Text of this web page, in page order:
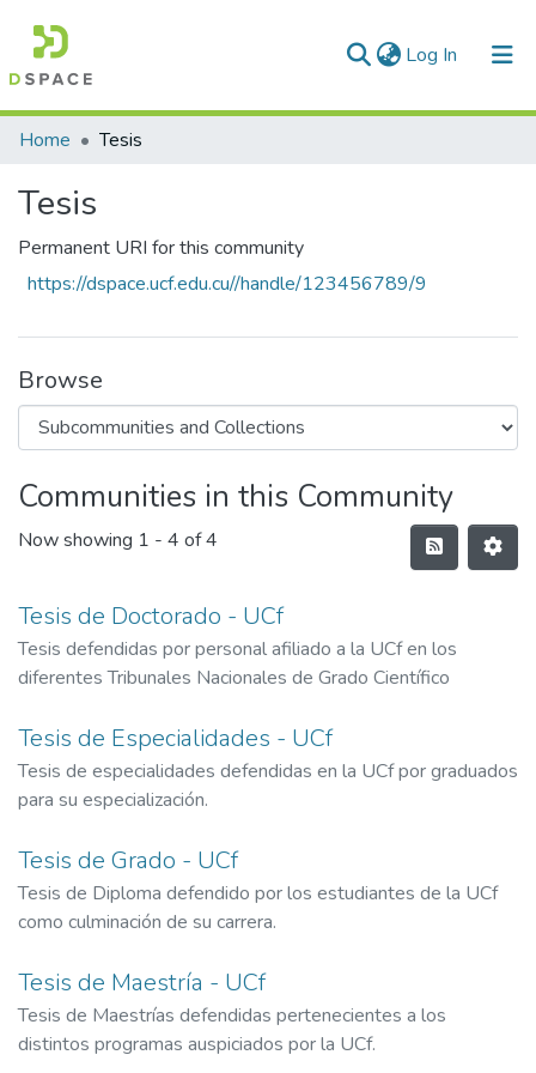
Log In (current)
Communities & Collections
Home Tesis
Tesis
Permanent URI for this community
https://dspace.ucf.edu.cu//handle/123456789/9
Browse
Communities in this Community
Now showing 1 - 4 of 4
Tesis de Doctorado - UCf
Tesis defendidas por personal afiliado a la UCf en los
diferentes Tribunales Nacionales de Grado Científico
Tesis de Especialidades - UCf
Tesis de especialidades defendidas en la UCf por graduados
para su especialización.
Tesis de Grado - UCf
Tesis de Diploma defendido por los estudiantes de la UCf
como culminación de su carrera.
Tesis de Maestría - UCf
Tesis de Maestrías defendidas pertenecientes a los
distintos programas auspiciados por la UCf.